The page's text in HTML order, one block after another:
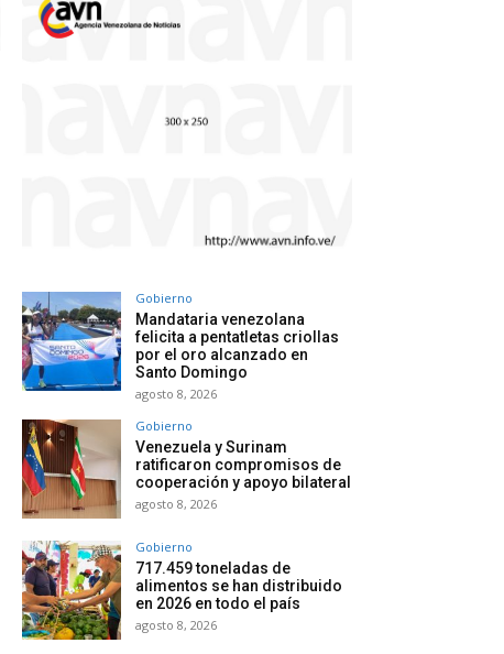
Gobierno
Mandataria venezolana
felicita a pentatletas criollas
por el oro alcanzado en
Santo Domingo
agosto 8, 2026
Gobierno
Venezuela y Surinam
ratificaron compromisos de
cooperación y apoyo bilateral
agosto 8, 2026
Gobierno
717.459 toneladas de
alimentos se han distribuido
en 2026 en todo el país
agosto 8, 2026